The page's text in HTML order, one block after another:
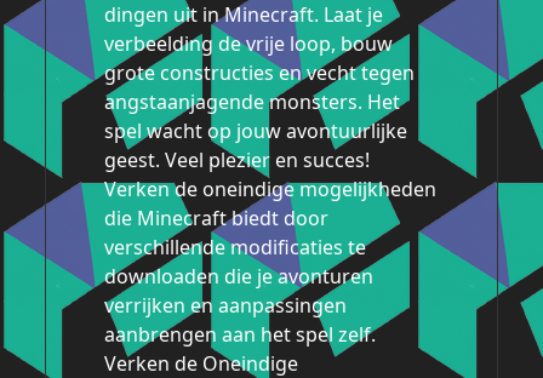
dingen uit in Minecraft. Laat je
verbeelding de vrije loop, bouw
grote constructies en vecht tegen
angstaanjagende monsters. Het
spel wacht op jouw avontuurlijke
geest. Veel plezier en succes!
Verken de oneindige mogelijkheden
die Minecraft biedt door
verschillende modificaties te
downloaden die je avonturen
verrijken en aanpassingen
aanbrengen aan het spel zelf.
Verken de Oneindige